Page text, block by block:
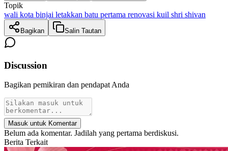
Topik
wali kota binjai letakkan batu pertama renovasi kuil shri shivan
Bagikan Salin Tautan
Discussion
Bagikan pemikiran dan pendapat Anda
Masuk untuk Komentar
Belum ada komentar. Jadilah yang pertama berdiskusi.
Berita Terkait